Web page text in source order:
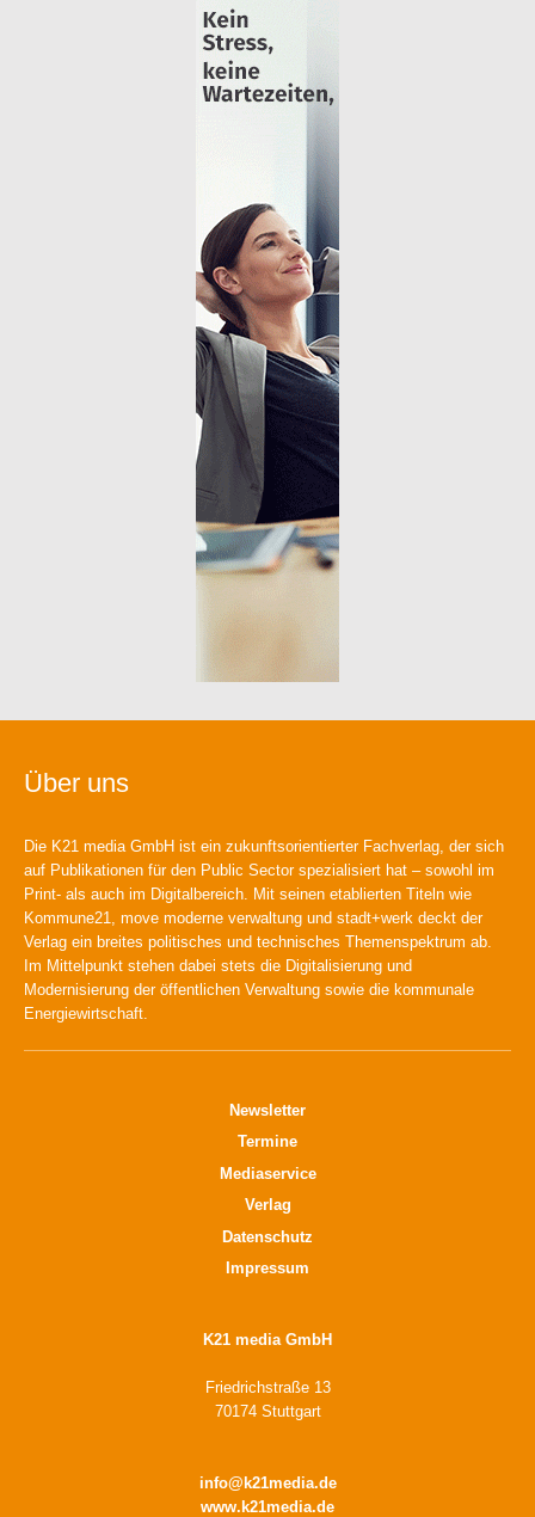
Über uns
Die K21 media GmbH ist ein zukunftsorientierter Fachverlag, der sich
auf Publikationen für den Public Sector spezialisiert hat – sowohl im
Print- als auch im Digitalbereich. Mit seinen etablierten Titeln wie
Kommune21, move moderne verwaltung und stadt+werk deckt der
Verlag ein breites politisches und technisches Themenspektrum ab.
Im Mittelpunkt stehen dabei stets die Digitalisierung und
Modernisierung der öffentlichen Verwaltung sowie die kommunale
Energiewirtschaft.
Newsletter
Termine
Mediaservice
Verlag
Datenschutz
Impressum
K21 media GmbH
Friedrichstraße 13
70174 Stuttgart
info@k21media.de
www.k21media.de